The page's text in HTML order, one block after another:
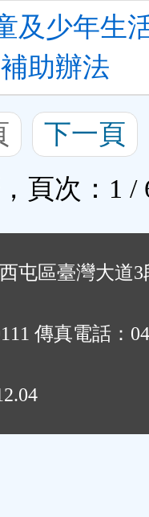
及少年生
助辦法
下一頁
頁次：1 /
屯區臺灣大道3
傳真電話：